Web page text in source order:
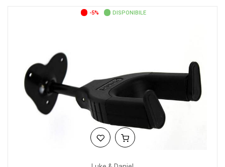
-5% DISPONIBILE